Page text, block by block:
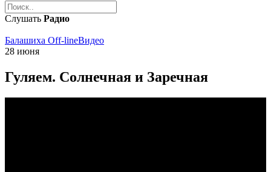
Слушать Радио
Балашиха Off-lineВидео
28 июня
Гуляем. Солнечная и Заречная